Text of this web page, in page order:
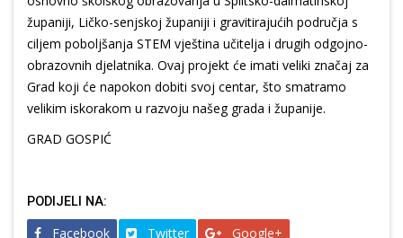
županiji, Ličko-senjskoj županiji i gravitirajućih područja s
ciljem poboljšanja STEM vještina učitelja i drugih odgojno-
obrazovnih djelatnika. Ovaj projekt će imati veliki značaj za
Grad koji će napokon dobiti svoj centar, što smatramo
velikim iskorakom u razvoju našeg grada i županije.
GRAD GOSPIĆ
PODIJELI NA:
Facebook Twitter Google+